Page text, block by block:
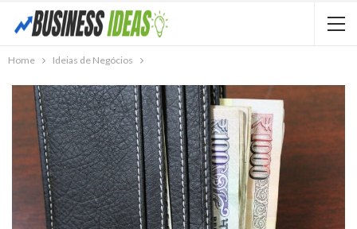
Home Ideias de Negócios